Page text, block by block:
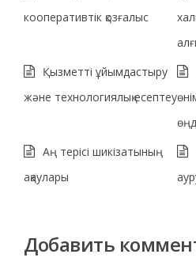
кооперативтік қозғалыс
Қызметті ұйымдастыру
және технологиялық есептеу
Аң терісі шикізатының
ақаулары
Добавить